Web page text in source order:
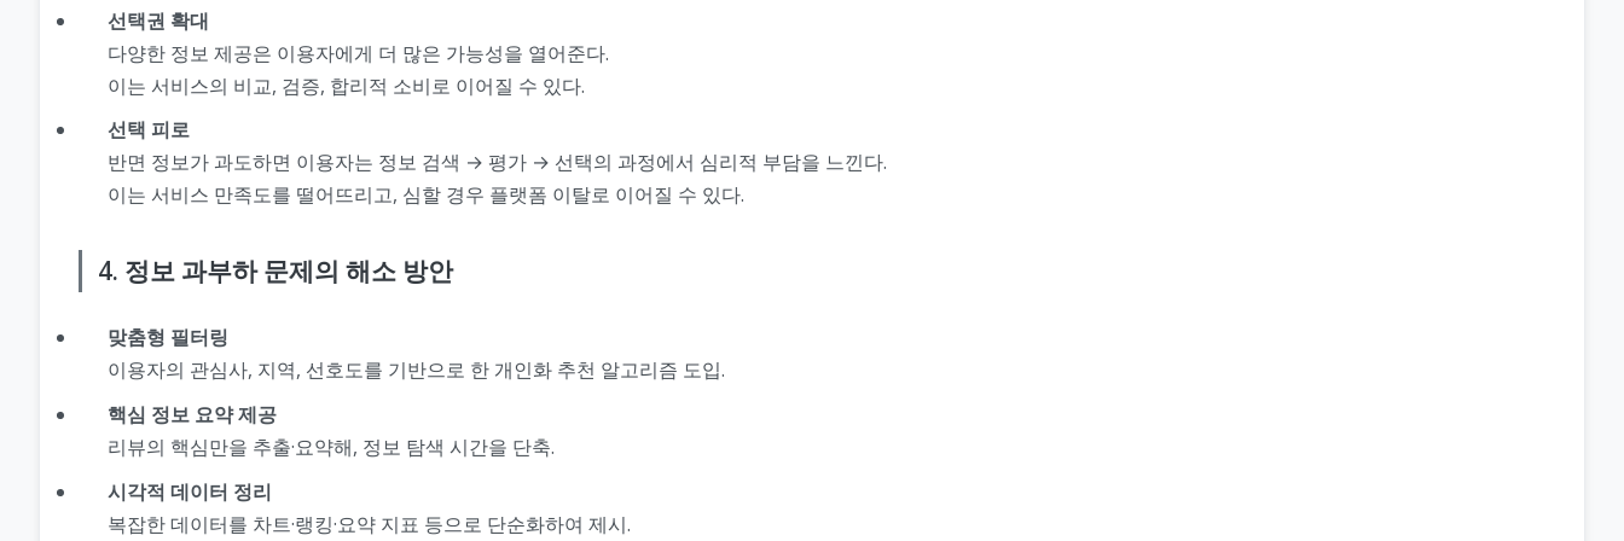
선택권 확대
다양한 정보 제공은 이용자에게 더 많은 가능성을 열어준다.
이는 서비스의 비교, 검증, 합리적 소비로 이어질 수 있다.
선택 피로
반면 정보가 과도하면 이용자는 정보 검색 → 평가 → 선택의 과정에서 심리적 부담을 느낀다.
이는 서비스 만족도를 떨어뜨리고, 심할 경우 플랫폼 이탈로 이어질 수 있다.
4. 정보 과부하 문제의 해소 방안
맞춤형 필터링
이용자의 관심사, 지역, 선호도를 기반으로 한 개인화 추천 알고리즘 도입.
핵심 정보 요약 제공
리뷰의 핵심만을 추출·요약해, 정보 탐색 시간을 단축.
시각적 데이터 정리
복잡한 데이터를 차트·랭킹·요약 지표 등으로 단순화하여 제시.